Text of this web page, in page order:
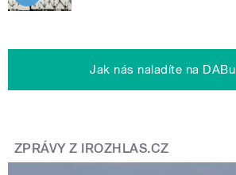
Jak nás naladíte na DABu
ZPRÁVY Z IROZHLAS.CZ